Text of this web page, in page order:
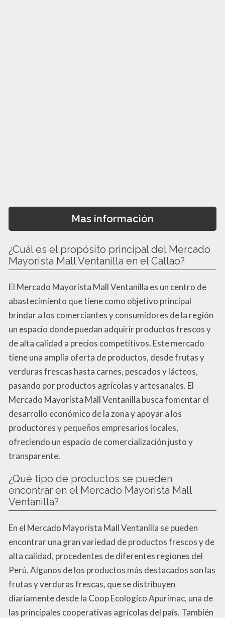
Mas información
¿Cuál es el propósito principal del Mercado
Mayorista Mall Ventanilla en el Callao?
El Mercado Mayorista Mall Ventanilla es un centro de
abastecimiento que tiene como objetivo principal
brindar a los comerciantes y consumidores de la región
un espacio donde puedan adquirir productos frescos y
de alta calidad a precios competitivos. Este mercado
tiene una amplia oferta de productos, desde frutas y
verduras frescas hasta carnes, pescados y lácteos,
pasando por productos agrícolas y artesanales. El
Mercado Mayorista Mall Ventanilla busca fomentar el
desarrollo económico de la zona y apoyar a los
productores y pequeños empresarios locales,
ofreciendo un espacio de comercialización justo y
transparente.
¿Qué tipo de productos se pueden
encontrar en el Mercado Mayorista Mall
Ventanilla?
En el Mercado Mayorista Mall Ventanilla se pueden
encontrar una gran variedad de productos frescos y de
alta calidad, procedentes de diferentes regiones del
Perú. Algunos de los productos más destacados son las
frutas y verduras frescas, que se distribuyen
diariamente desde la Coop Ecologico Apurimac, una de
las principales cooperativas agrícolas del país. También